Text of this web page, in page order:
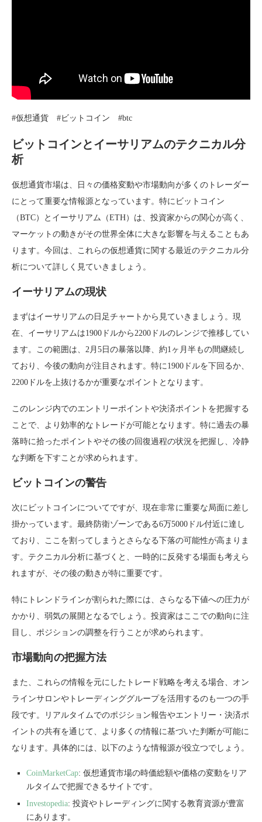
#仮想通貨​ #ビットコイン #btc
ビットコインとイーサリアムのテクニカル分
析
仮想通貨市場は、日々の価格変動や市場動向が多くのトレーダー
にとって重要な情報源となっています。特にビットコイン
（BTC）とイーサリアム（ETH）は、投資家からの関心が高く、
マーケットの動きがその世界全体に大きな影響を与えることもあ
ります。今回は、これらの仮想通貨に関する最近のテクニカル分
析について詳しく見ていきましょう。
イーサリアムの現状
まずはイーサリアムの日足チャートから見ていきましょう。現
在、イーサリアムは1900ドルから2200ドルのレンジで推移してい
ます。この範囲は、2月5日の暴落以降、約1ヶ月半もの間継続し
ており、今後の動向が注目されます。特に1900ドルを下回るか、
2200ドルを上抜けるかが重要なポイントとなります。
このレンジ内でのエントリーポイントや決済ポイントを把握する
ことで、より効率的なトレードが可能となります。特に過去の暴
落時に拾ったポイントやその後の回復過程の状況を把握し、冷静
な判断を下すことが求められます。
ビットコインの警告
次にビットコインについてですが、現在非常に重要な局面に差し
掛かっています。最終防衛ゾーンである6万5000ドル付近に達し
ており、ここを割ってしまうとさらなる下落の可能性が高まりま
す。テクニカル分析に基づくと、一時的に反発する場面も考えら
れますが、その後の動きが特に重要です。
特にトレンドラインが割られた際には、さらなる下値への圧力が
かかり、弱気の展開となるでしょう。投資家はここでの動向に注
目し、ポジションの調整を行うことが求められます。
市場動向の把握方法
また、これらの情報を元にしたトレード戦略を考える場合、オン
ラインサロンやトレーディンググループを活用するのも一つの手
段です。リアルタイムでのポジション報告やエントリー・決済ポ
イントの共有を通じて、より多くの情報に基づいた判断が可能に
なります。具体的には、以下のような情報源が役立つでしょう。
CoinMarketCap: 仮想通貨市場の時価総額や価格の変動をリア
ルタイムで把握できるサイトです。
Investopedia: 投資やトレーディングに関する教育資源が豊富
にあります。